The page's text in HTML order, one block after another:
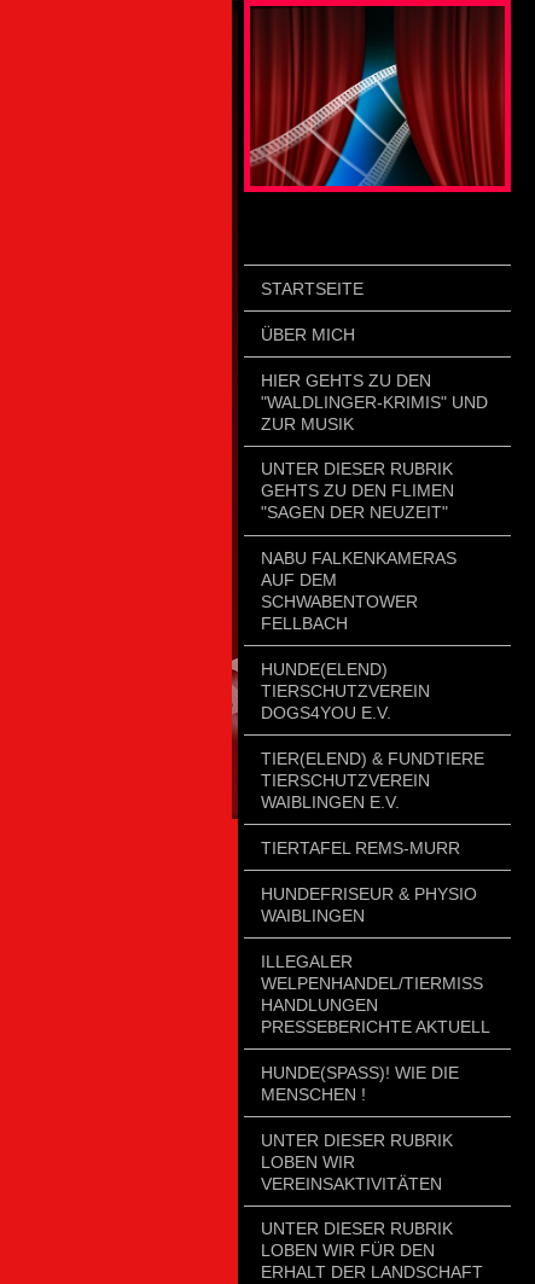
STARTSEITE
ÜBER MICH
HIER GEHTS ZU DEN
"WALDLINGER-KRIMIS" UND
ZUR MUSIK
UNTER DIESER RUBRIK
GEHTS ZU DEN FLIMEN
"SAGEN DER NEUZEIT"
NABU FALKENKAMERAS
AUF DEM
SCHWABENTOWER
FELLBACH
HUNDE(ELEND)
TIERSCHUTZVEREIN
DOGS4YOU E.V.
TIER(ELEND) & FUNDTIERE
TIERSCHUTZVEREIN
WAIBLINGEN E.V.
TIERTAFEL REMS-MURR
HUNDEFRISEUR & PHYSIO
WAIBLINGEN
ILLEGALER
WELPENHANDEL/TIERMISSH
ANDLUNGEN P
RESSEBERICHTE AKTUELL
HUNDE(SPASS)! WIE DIE
MENSCHEN !
UNTER DIESER RUBRIK
LOBEN WIR
VEREINSAKTIVITÄTEN
UNTER DIESER RUBRIK
LOBEN WIR FÜR DEN
ERHALT DER LANDSCHAFT